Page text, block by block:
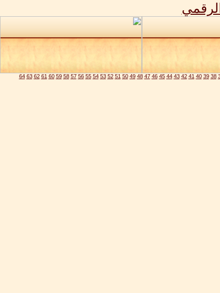
38
39
40
41
42
43
44
45
46
47
48
49
50
51
52
53
54
55
56
57
58
59
60
61
62
63
64